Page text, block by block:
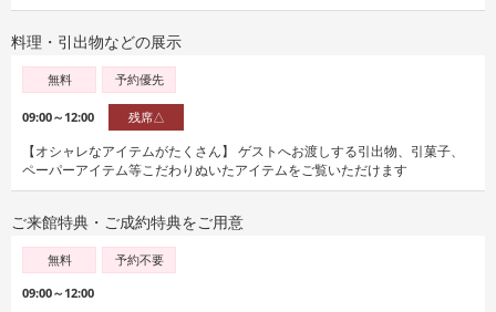
料理・引出物などの展示
無料 予約優先
09:00～12:00 残席△
【オシャレなアイテムがたくさん】 ゲストへお渡しする引出物、引菓子、
ペーパーアイテム等こだわりぬいたアイテムをご覧いただけます
ご来館特典・ご成約特典をご用意
無料
予約不要
09:00～12:00